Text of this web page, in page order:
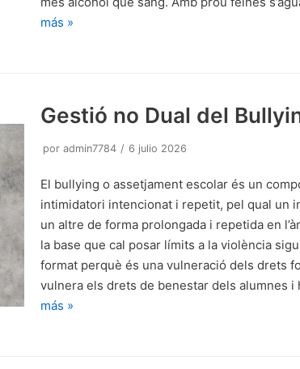
más »
Gestió no Dual del
poradmin7784 6 julio 2026
El bullying o assetjament escolar és un
intimidatori intencionat i repetit, pel qual un
un altre de forma prolongada i repetida en
la base que cal posar límits a la violència
format perquè és una vulneració dels drets
vulnera els drets de benestar dels alumnes i
más »